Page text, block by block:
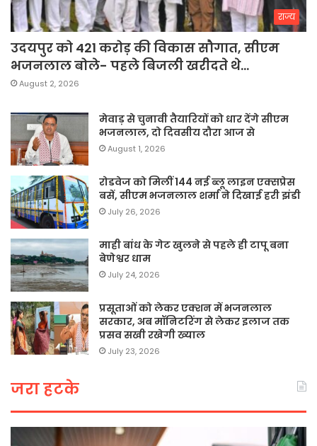
राज्य
उदयपुर को 421 करोड़ की विकास सौगात, सीएम
भजनलाल बोले- पहले बिजली खरीदते थे…
August 2, 2026
मेवाड़ से चुनावी तैयारियों को धार देंगे सीएम
भजनलाल, दो दिवसीय दौरा आज से
August 1, 2026
रोडवेज को मिलीं 144 नई ब्लू लाइन एक्सप्रेस
बसें, सीएम भजनलाल शर्मा ने दिखाई हरी झंडी
July 26, 2026
माही बांध के गेट खुलने से पहले ही टापू बना
बेणेश्वर धाम
July 24, 2026
प्रसूताओं को लेकर एक्शन में भजनलाल
सरकार, अब मॉनिटरिंग से लेकर इलाज तक
प्रसव सखी रखेगी ख्याल
July 23, 2026
जरा हटके